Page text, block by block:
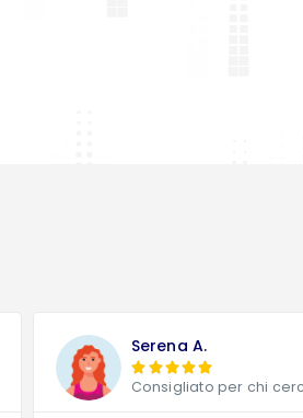
Serena A.
 
Consigliato per chi